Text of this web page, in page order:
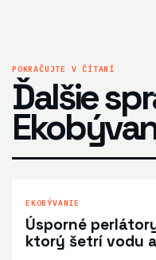
POKRAČUJTE V ČÍTANÍ
Ďalšie
EKOBÝVANIE
Úsporné
ktorý šetrí vodu